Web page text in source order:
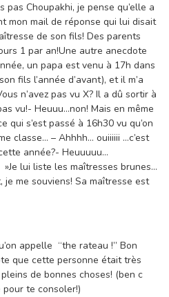
pas Choupakhi, je pense qu’elle a
mon mail de réponse qui lui disait
de son fils! Des parents
1 par an!Une autre anecdote
un papa est venu à 17h dans
fils l’année d’avant), et il m’a
n’avez pas vu X? Il a dû sortir à
vu!- Heuuu…non! Mais en même
qui s’est passé à 16h30 vu qu’on
classe… – Ahhhh… ouiiiiii …c’est
année?- Heuuuuu…
lui liste les maîtresses brunes…
me souviens! Sa maîtresse est
appelle “the rateau !” Bon
que cette personne était très
de bonnes choses! (ben c
pour te consoler!)